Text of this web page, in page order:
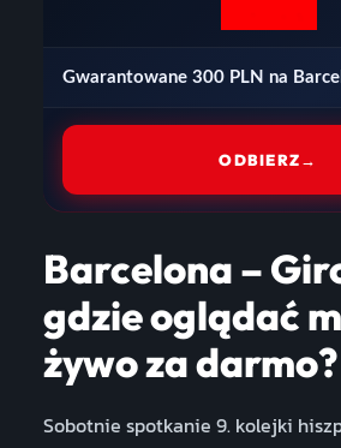
Gwarantowane 300 PLN na
ODBIERZ→
Barcelona –
gdzie oglądać
żywo za darmo?
Sobotnie spotkanie 9. kolejki